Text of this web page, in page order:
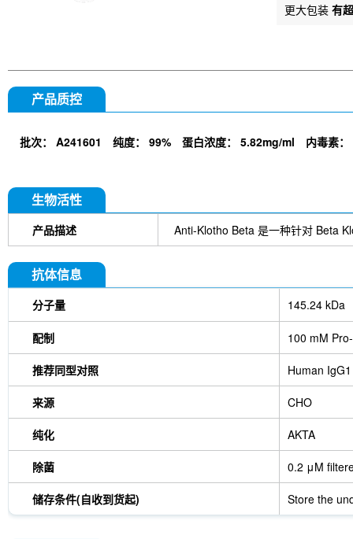
更大包装 有
产品质控
批次： A241601 纯度： 99% 蛋白浓度： 5.82mg/ml 内毒素：
生物活性
产品描述 Anti-Klotho Beta 是一种针对 Beta
抗体信息
分子量 145.24 kDa
配制 100 mM
推荐同型对照 Human IgG1
来源 CHO
纯化 AKTA
除菌 0.2 μM
储存条件(自收到货起) Store the